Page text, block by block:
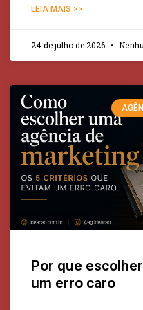
LEIA MAIS >>
24 de julho de 2026
Por que
um erro caro